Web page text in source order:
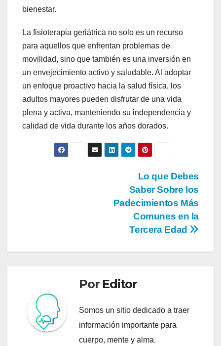
bienestar.
La fisioterapia geriátrica no solo es un recurso
para aquellos que enfrentan problemas de
movilidad, sino que también es una inversión en
un envejecimiento activo y saludable. Al adoptar
un enfoque proactivo hacia la salud física, los
adultos mayores pueden disfrutar de una vida
plena y activa, manteniendo su independencia y
calidad de vida durante los años dorados.
Lo que Debes
Saber Sobre los
Padecimientos Más
Comunes en la
Tercera Edad
Por Editor
Somos un sitio dedicado a traer
información importante para
cuerpo, mente y alma.